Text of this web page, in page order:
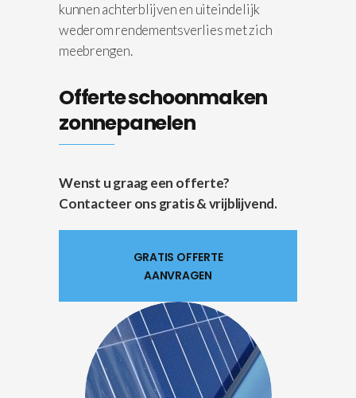
kunnen achterblijven en uiteindelijk
wederom rendementsverlies met zich
meebrengen.
Offerte schoonmaken
zonnepanelen
Wenst u graag een offerte?
Contacteer ons gratis & vrijblijvend.
GRATIS OFFERTE
AANVRAGEN